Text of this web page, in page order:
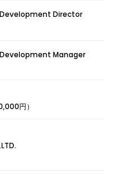
Director
Manager
円）